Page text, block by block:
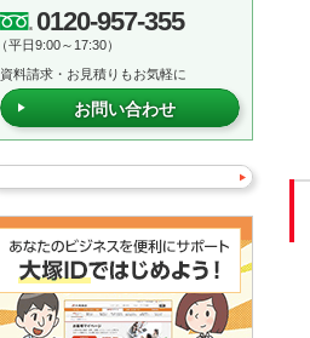
0120-957-355
（平日9:00～17:30）
資料請求・お見積りもお気軽に
お問い合わせ